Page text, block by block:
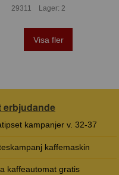
29311 Lager: 2
Visa fler
erbjudande
kampanjer v. 32-37
kaffemaskin
kaffeautomat gratis